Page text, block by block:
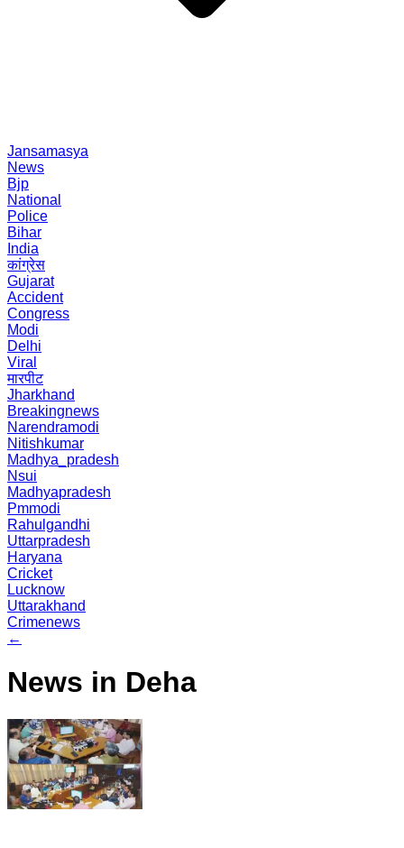
Jansamasya
News
Bjp
National
Police
Bihar
India
कांग्रेस
Gujarat
Accident
Congress
Modi
Delhi
Viral
मारपीट
Jharkhand
Breakingnews
Narendramodi
Nitishkumar
Madhya_pradesh
Nsui
Madhyapradesh
Pmmodi
Rahulgandhi
Uttarpradesh
Haryana
Cricket
Lucknow
Uttarakhand
Crimenews
←
News in Deha